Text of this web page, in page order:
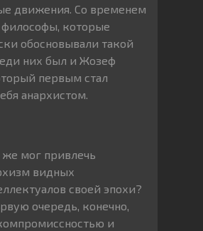
движения. Со временем
философы, которые
обосновывали такой
них был и Жозеф
первым стал
анархистом.
мог привлечь
видных
своей эпохи?
очередь, конечно,
и